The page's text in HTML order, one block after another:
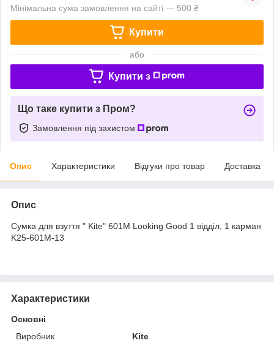
Мінімальна сума замовлення на сайті — 500 ₴
Купити
або
Купити з
Що таке купити з Пром?
Замовлення під захистом
Опис Характеристики Відгуки про товар Доставка
Опис
Сумка для взуття " Kite" 601M Looking Good 1 відділ, 1 карман
K25-601M-13
Характеристики
Основні
Виробник
Kite